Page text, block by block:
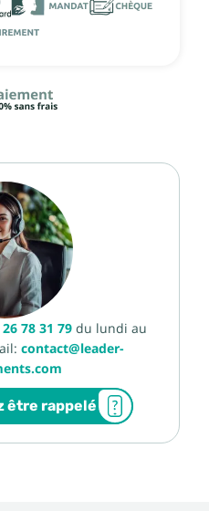
26 78 31 79 du lundi au
contact@leader-
être rappelé